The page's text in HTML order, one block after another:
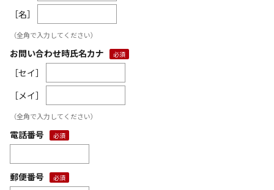
［名］
（全角で入力してください）
お問い合わせ時氏名カナ
［セイ］
［メイ］
（全角で入力してください）
電話番号
郵便番号